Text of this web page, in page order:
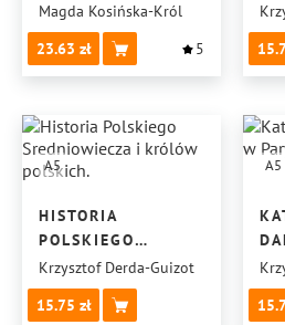
Magda Kosińska-Król
23.63
5
A5
HISTORIA
POLSKIEGO
SREDNIOWIECZA
I KRÓLÓW
POLSKICH.
Krzysztof Derda-Guizot
15.75
A5